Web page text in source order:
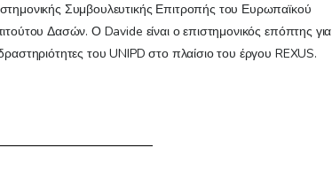
Συμβουλευτικής Επιτροπής του Ευρωπαϊκού
Δασών. Ο Davide είναι ο επιστημονικός επόπτης για
του UNIPD στο πλαίσιο του έργου REXUS.